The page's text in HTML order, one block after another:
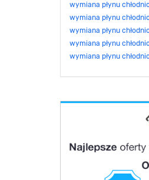
wymiana płynu
wymiana płynu
wymiana płynu
wymiana płynu
wymiana płynu